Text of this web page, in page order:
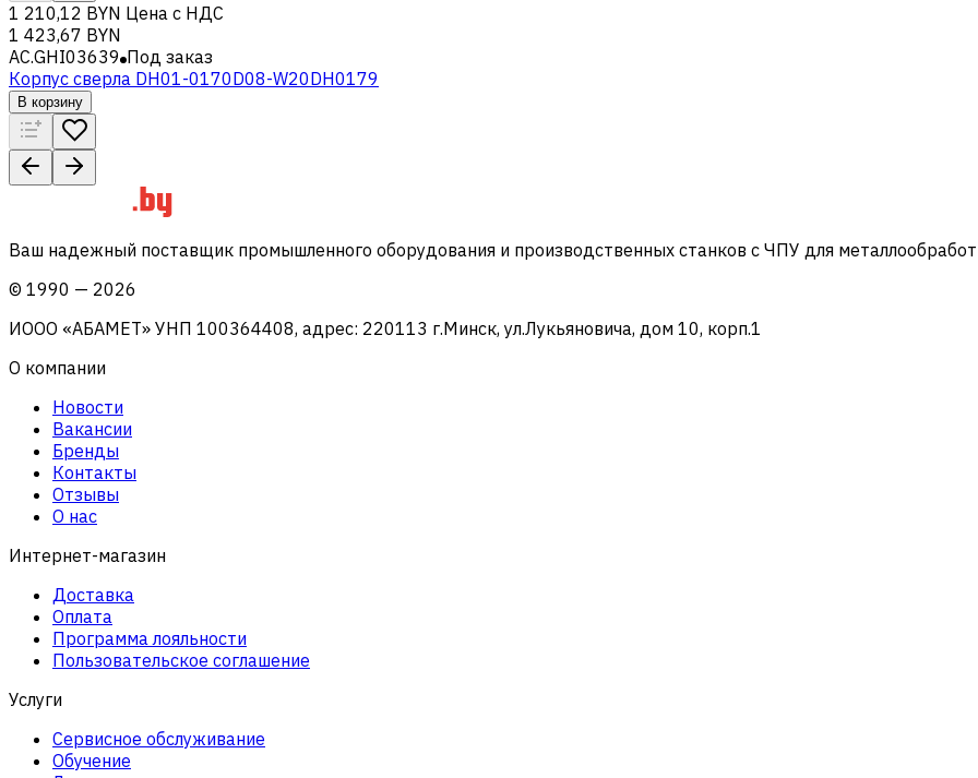
1 210,12 BYN Цена с НДС
1 423,67 BYN
AC.GHI03639 Под заказ
Корпус сверла DH01-0170D08-W20DH0179
В корзину
Ваш надежный поставщик промышленного оборудования и производственных станков с ЧПУ для
© 1990 — 2026
ИООО «АБАМЕТ» УНП 100364408, адрес: 220113 г.Минск, ул.Лукьяновича, дом 10, корп.1
О компании
Новости
Вакансии
Бренды
Контакты
Отзывы
О нас
Интернет-магазин
Доставка
Оплата
Программа лояльности
Пользовательское соглашение
Услуги
Сервисное обслуживание
Обучение